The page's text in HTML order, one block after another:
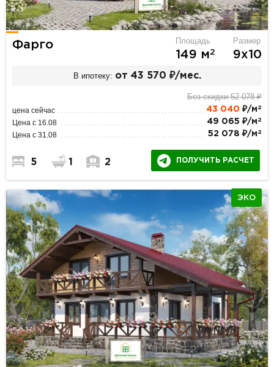
Фарго Площадь
149 м2
Размер
9х10
В ипотеку: от 43 570 ₽/мес.
Без скидки 52 078 ₽
цена сейчас 43 040 ₽/м 2
Цена с 16.08 49 065 ₽/м 2
Цена с 31.08 52 078 ₽/м 2
5 1 2 ПОЛУЧИТЬ РАСЧЕТ
ЭКО